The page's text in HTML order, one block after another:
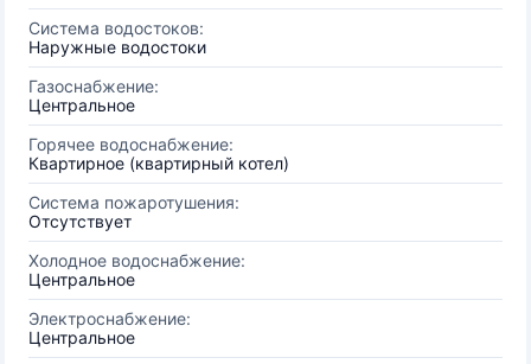
Система водостоков:
Наружные водостоки
Газоснабжение:
Центральное
Горячее водоснабжение:
Квартирное (квартирный котел)
Система пожаротушения:
Отсутствует
Холодное водоснабжение:
Центральное
Электроснабжение:
Центральное